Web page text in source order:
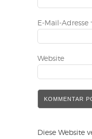
E-Mail-Adresse *
Website
Diese Website